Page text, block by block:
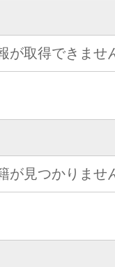
が取得できませ
が見つかりませ